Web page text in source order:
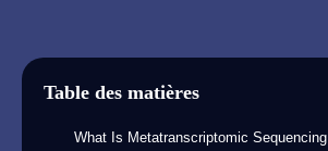
Table des matières
What Is Metatranscriptomic Sequencing